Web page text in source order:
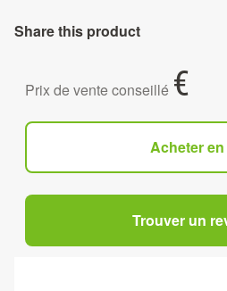
Share this product
Prix de vente conseillé €
Acheter
Trouver un